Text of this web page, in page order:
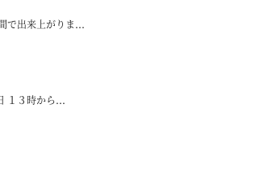
出来上がりま...
３時から...